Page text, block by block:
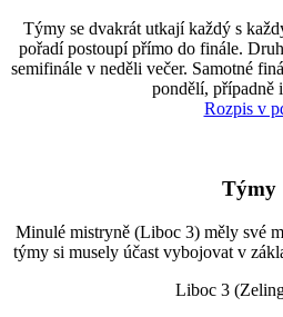
Týmy se dvakrát utkají každý s
pořadí postoupí přímo do finále.
semifinále v neděli večer. Samotné
pondělí, případně
Rozpis v
Týmy
Minulé mistryně (Liboc 3) měly své
týmy si musely účast vybojovat v
Liboc 3